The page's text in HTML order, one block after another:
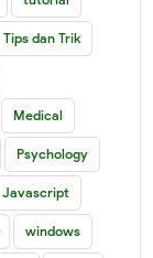
Tips dan Trik
Medical
Psychology
Javascript
windows